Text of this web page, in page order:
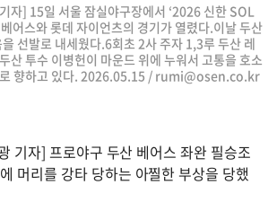
자] 15일 서울 잠실야구장에서 ‘2026 신한 SOL
어스와 롯데 자이언츠의 경기가 열렸다.이날 두산
선발로 내세웠다.6회초 2사 주자 1,3루 두산 레
산 투수 이병헌이 마운드 위에 누워서 고통을 호소
향하고 있다. 2026.05.15 / rumi@osen.co.kr
기자] 프로야구 두산 베어스 좌완 필승조
머리를 강타 당하는 아찔한 부상을 당했